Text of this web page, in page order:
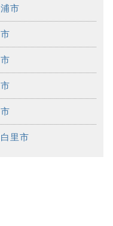
市
里市